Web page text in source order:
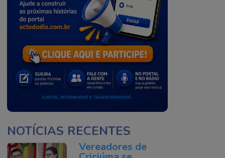
NOTÍCIAS RECENTES
Vereadores de